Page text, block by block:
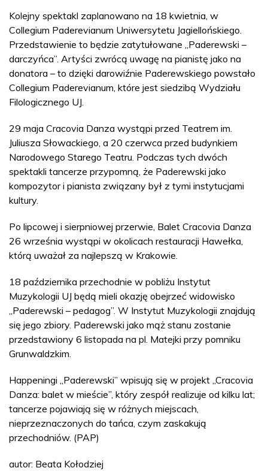
Kolejny spektakl zaplanowano na 18 kwietnia, w
Collegium Paderevianum Uniwersytetu Jagiellońskiego.
Przedstawienie to będzie zatytułowane „Paderewski –
darczyńca”. Artyści zwrócą uwagę na pianistę jako na
donatora – to dzięki darowiźnie Paderewskiego powstało
Collegium Paderevianum, które jest siedzibą Wydziału
Filologicznego UJ.
29 maja Cracovia Danza wystąpi przed Teatrem im.
Juliusza Słowackiego, a 20 czerwca przed budynkiem
Narodowego Starego Teatru. Podczas tych dwóch
spektakli tancerze przypomną, że Paderewski jako
kompozytor i pianista związany był z tymi instytucjami
kultury.
Po lipcowej i sierpniowej przerwie, Balet Cracovia Danza
26 września wystąpi w okolicach restauracji Hawełka,
którą uważał za najlepszą w Krakowie.
18 października przechodnie w pobliżu Instytut
Muzykologii UJ będą mieli okazję obejrzeć widowisko
„Paderewski – pedagog”. W Instytut Muzykologii znajdują
się jego zbiory. Paderewski jako mąż stanu zostanie
przedstawiony 6 listopada na pl. Matejki przy pomniku
Grunwaldzkim.
Happeningi „Paderewski” wpisują się w projekt „Cracovia
Danza: balet w mieście”, który zespół realizuje od kilku lat;
tancerze pojawiają się w różnych miejscach,
nieprzeznaczonych do tańca, czym zaskakują
przechodniów. (PAP)
autor: Beata Kołodziej